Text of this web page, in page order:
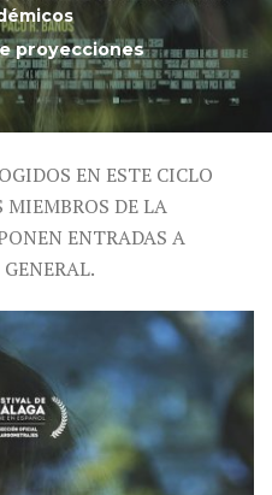
proyecciones
EN ESTE CICLO
MIEMBROS DE LA
ENTRADAS A